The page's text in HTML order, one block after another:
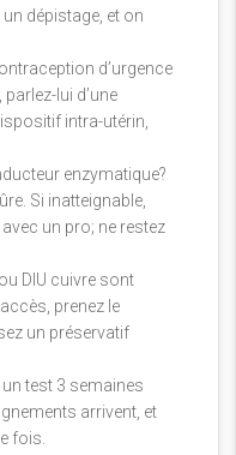
dépistage, et on
d’urgence
lui d’une
intra-utérin,
enzymatique?
Si inatteignable,
un pro; ne restez
DIU cuivre sont
prenez le
un préservatif
test 3 semaines
arrivent, et
fois.